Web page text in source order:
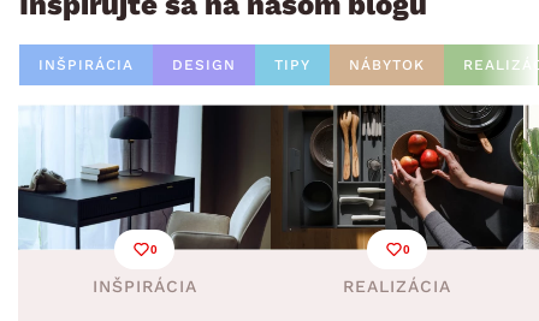
INŠPIRÁCIA DESIGN TIPY NÁBYTOK
0
INŠPIRÁCIA
0
REALIZÁCIA